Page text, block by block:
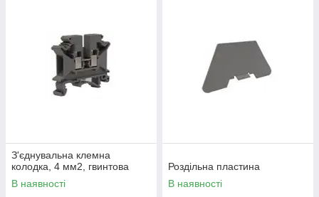
З'єднувальна клемна
колодка, 4 мм2, гвинтова
В наявності
Роздільна пластина
В наявності